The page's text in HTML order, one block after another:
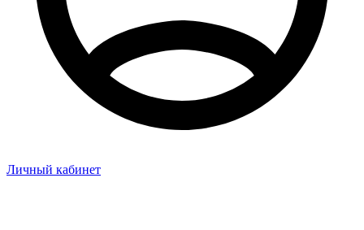
Личный кабинет